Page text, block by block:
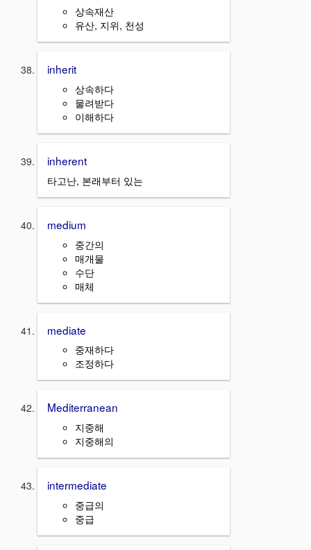
상속재산
유산, 지위, 천성
inherit
상속하다
물려받다
이해하다
inherent
타고난, 본래부터 있는
medium
중간의
매개물
수단
매체
mediate
중재하다
조정하다
Mediterranean
지중해
지중해의
intermediate
중급의
중급